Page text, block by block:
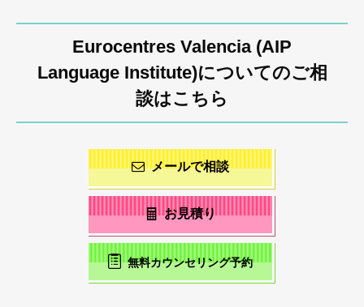
Eurocentres Valencia (AIP
Language Institute)についてのご相
談はこちら
メールで相談
お見積り
無料カウンセリング予約